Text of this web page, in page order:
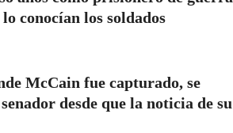
conocían los soldados
McCain fue capturado, se
desde que la noticia de su